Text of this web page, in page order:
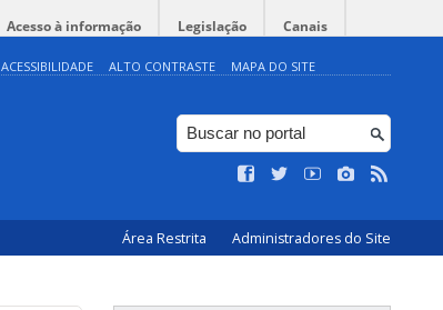
Acesso à informação Legislação Canais
ACESSIBILIDADE ALTO CONTRASTE MAPA DO SITE
Área Restrita Administradores do Site